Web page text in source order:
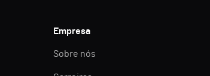
Empresa
Sobre nós